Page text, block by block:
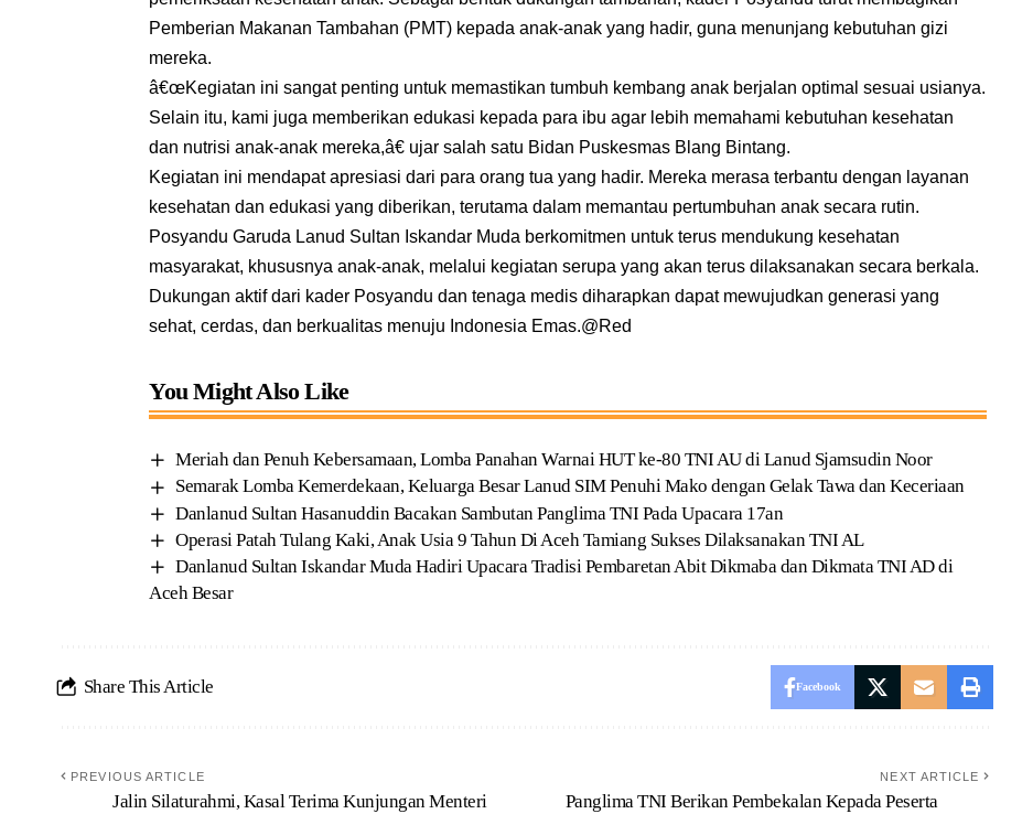
Pemberian Makanan Tambahan (PMT) kepada anak-anak yang hadir, guna menunjang kebutuhan gizi
mereka.
â€œKegiatan ini sangat penting untuk memastikan tumbuh kembang anak berjalan optimal sesuai usianya.
Selain itu, kami juga memberikan edukasi kepada para ibu agar lebih memahami kebutuhan kesehatan
dan nutrisi anak-anak mereka,â€ ujar salah satu Bidan Puskesmas Blang Bintang.
Kegiatan ini mendapat apresiasi dari para orang tua yang hadir. Mereka merasa terbantu dengan layanan
kesehatan dan edukasi yang diberikan, terutama dalam memantau pertumbuhan anak secara rutin.
Posyandu Garuda Lanud Sultan Iskandar Muda berkomitmen untuk terus mendukung kesehatan
masyarakat, khususnya anak-anak, melalui kegiatan serupa yang akan terus dilaksanakan secara berkala.
Dukungan aktif dari kader Posyandu dan tenaga medis diharapkan dapat mewujudkan generasi yang
sehat, cerdas, dan berkualitas menuju Indonesia Emas.@Red
You Might Also Like
Meriah dan Penuh Kebersamaan, Lomba Panahan Warnai HUT ke-80 TNI AU di Lanud Sjamsudin Noor
Semarak Lomba Kemerdekaan, Keluarga Besar Lanud SIM Penuhi Mako dengan Gelak Tawa dan Keceriaan
Danlanud Sultan Hasanuddin Bacakan Sambutan Panglima TNI Pada Upacara 17an
Operasi Patah Tulang Kaki, Anak Usia 9 Tahun Di Aceh Tamiang Sukses Dilaksanakan TNI AL
Danlanud Sultan Iskandar Muda Hadiri Upacara Tradisi Pembaretan Abit Dikmaba dan Dikmata TNI AD di
Aceh Besar
Share This Article Facebook
PREVIOUS ARTICLE
Jalin Silaturahmi, Kasal Terima Kunjungan Menteri
NEXT ARTICLE
Panglima TNI Berikan Pembekalan Kepada Peserta